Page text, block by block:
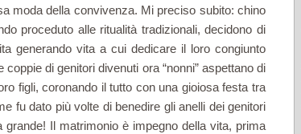
moda della convivenza. Mi preciso subito: chino
proceduto alle ritualità tradizionali, decidono di
generando vita a cui dedicare il loro congiunto
di genitori divenuti ora “nonni” aspettano di
figli, coronando il tutto con una gioiosa festa tra
fu dato più volte di benedire gli anelli dei genitori
Il matrimonio è impegno della vita, prima